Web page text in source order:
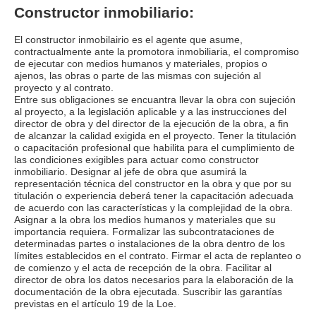
Constructor inmobiliario:
El constructor inmobilairio es el agente que asume,
contractualmente ante la promotora inmobiliaria, el compromiso
de ejecutar con medios humanos y materiales, propios o
ajenos, las obras o parte de las mismas con sujeción al
proyecto y al contrato.
Entre sus obligaciones se encuantra llevar la obra con sujeción
al proyecto, a la legislación aplicable y a las instrucciones del
director de obra y del director de la ejecución de la obra, a fin
de alcanzar la calidad exigida en el proyecto. Tener la titulación
o capacitación profesional que habilita para el cumplimiento de
las condiciones exigibles para actuar como constructor
inmobiliario. Designar al jefe de obra que asumirá la
representación técnica del constructor en la obra y que por su
titulación o experiencia deberá tener la capacitación adecuada
de acuerdo con las características y la complejidad de la obra.
Asignar a la obra los medios humanos y materiales que su
importancia requiera. Formalizar las subcontrataciones de
determinadas partes o instalaciones de la obra dentro de los
límites establecidos en el contrato. Firmar el acta de replanteo o
de comienzo y el acta de recepción de la obra. Facilitar al
director de obra los datos necesarios para la elaboración de la
documentación de la obra ejecutada. Suscribir las garantías
previstas en el artículo 19 de la Loe.